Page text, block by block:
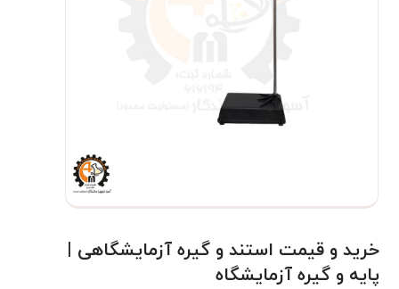
خرید و قیمت استند و گیره آزمایشگاهی |
پایه و گیره آزمایشگاه